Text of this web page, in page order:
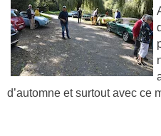
d’automne et surtout avec ce